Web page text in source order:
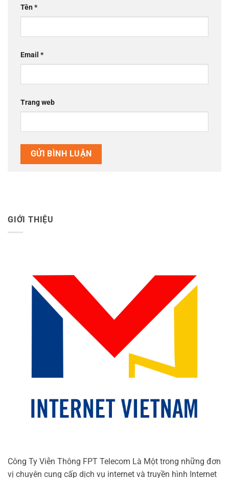
Tên*
Email *
Trang web
GIỚI THIỆU
Công Ty Viễn Thông FPT Telecom Là Một trong những đơn
vị chuyên cung cấp dịch vụ internet và truyền hình Internet